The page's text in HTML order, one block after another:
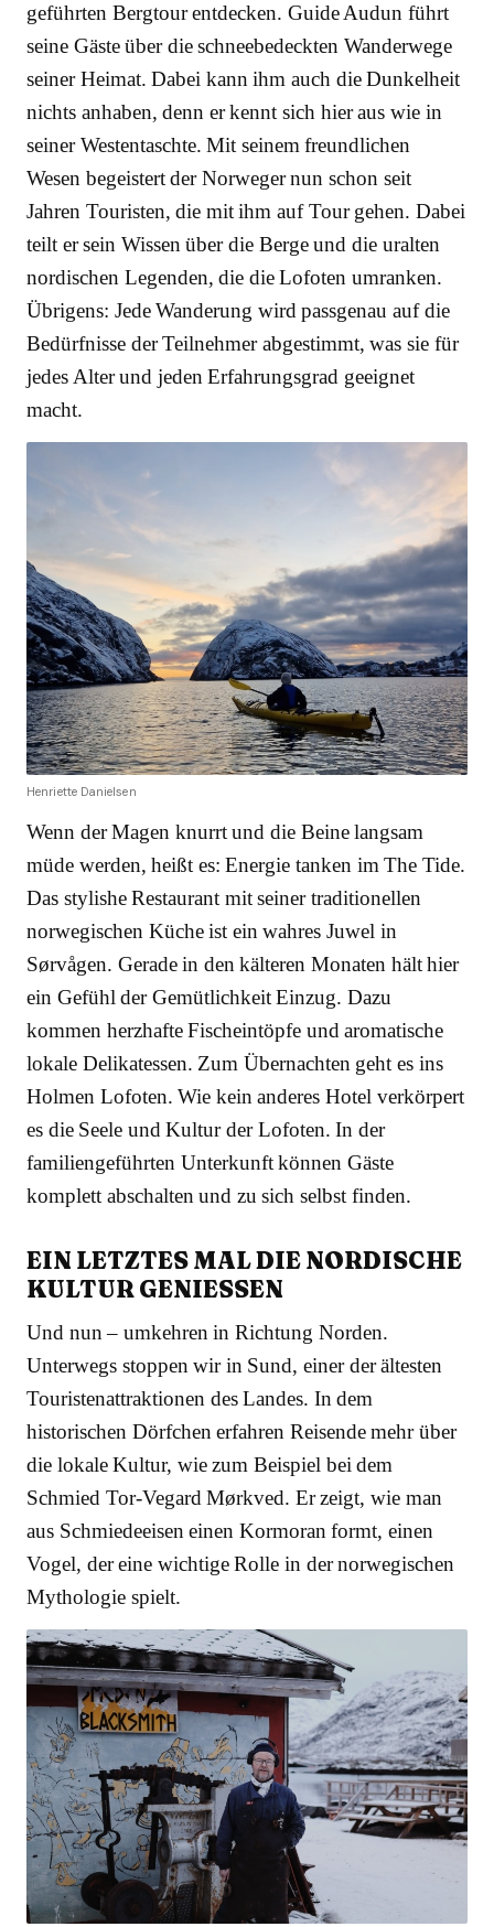
geführten Bergtour entdecken. Guide Audun führt
seine Gäste über die schneebedeckten Wanderwege
seiner Heimat. Dabei kann ihm auch die Dunkelheit
nichts anhaben, denn er kennt sich hier aus wie in
seiner Westentaschte. Mit seinem freundlichen
Wesen begeistert der Norweger nun schon seit
Jahren Touristen, die mit ihm auf Tour gehen. Dabei
teilt er sein Wissen über die Berge und die uralten
nordischen Legenden, die die Lofoten umranken.
Übrigens: Jede Wanderung wird passgenau auf die
Bedürfnisse der Teilnehmer abgestimmt, was sie für
jedes Alter und jeden Erfahrungsgrad geeignet
macht.
Henriette Danielsen
Wenn der Magen knurrt und die Beine langsam
müde werden, heißt es: Energie tanken im The Tide.
Das stylishe Restaurant mit seiner traditionellen
norwegischen Küche ist ein wahres Juwel in
Sørvågen. Gerade in den kälteren Monaten hält hier
ein Gefühl der Gemütlichkeit Einzug. Dazu
kommen herzhafte Fischeintöpfe und aromatische
lokale Delikatessen. Zum Übernachten geht es ins
Holmen Lofoten. Wie kein anderes Hotel verkörpert
es die Seele und Kultur der Lofoten. In der
familiengeführten Unterkunft können Gäste
komplett abschalten und zu sich selbst finden.
EIN LETZTES MAL DIE NORDISCHE
KULTUR GENIESSEN
Und nun – umkehren in Richtung Norden.
Unterwegs stoppen wir in Sund, einer der ältesten
Touristenattraktionen des Landes. In dem
historischen Dörfchen erfahren Reisende mehr über
die lokale Kultur, wie zum Beispiel bei dem
Schmied Tor-Vegard Mørkved. Er zeigt, wie man
aus Schmiedeeisen einen Kormoran formt, einen
Vogel, der eine wichtige Rolle in der norwegischen
Mythologie spielt.